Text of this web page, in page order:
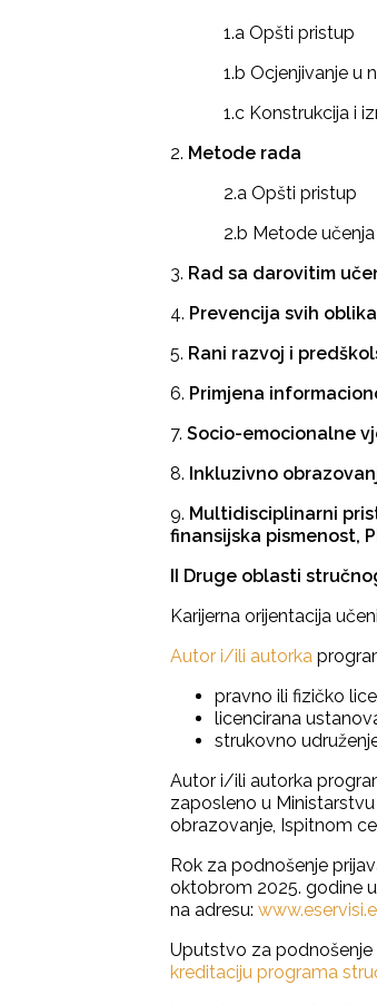
1.a Opšti pristup
1.b Ocjenjivanje u
1.c Konstrukcija i
2. Metode rada
2.a Opšti pristup
2.b Metode učenja u
3. Rad sa darovitim
4. Prevencija svih
5. Rani razvoj i
6. Primjena
7. Socio-emocionalne
8. Inkluzivno
9. Multidisciplinarni
finansijska pismenost,
II Druge oblasti
Karijerna orijentacija
Autor i/ili autorka
pravno ili fizičko
licencirana
strukovno
Autor i/ili autorka
zaposleno u
obrazovanje, Ispitnom
Rok za podnošenje
oktobrom 2025. godine
na adresu:
Uputstvo za podnošenje
kreditaciju programa